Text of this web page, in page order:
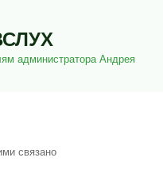
администратора Андрея
связано